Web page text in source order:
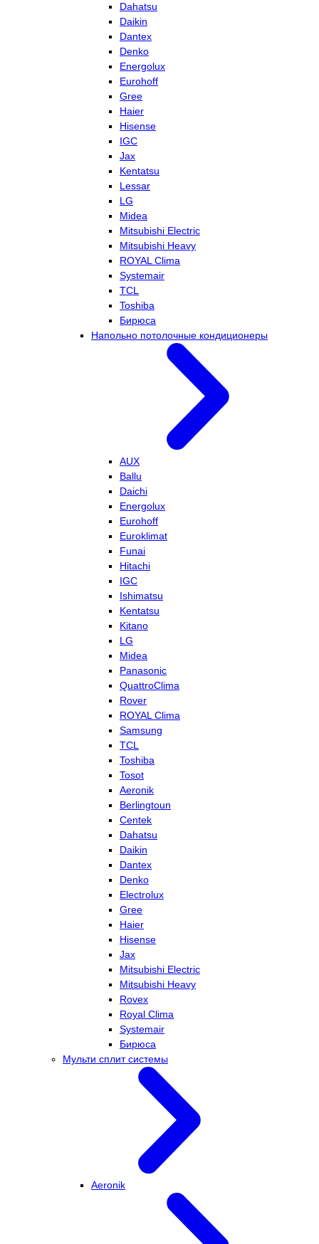
Dahatsu
Daikin
Dantex
Denko
Energolux
Eurohoff
Gree
Haier
Hisense
IGC
Jax
Kentatsu
Lessar
LG
Midea
Mitsubishi Electric
Mitsubishi Heavy
ROYAL Clima
Systemair
TCL
Toshiba
Бирюса
Напольно потолочные кондиционеры
AUX
Ballu
Daichi
Energolux
Eurohoff
Euroklimat
Funai
Hitachi
IGC
Ishimatsu
Kentatsu
Kitano
LG
Midea
Panasonic
QuattroClima
Rover
ROYAL Clima
Samsung
TCL
Toshiba
Tosot
Aeronik
Berlingtoun
Centek
Dahatsu
Daikin
Dantex
Denko
Electrolux
Gree
Haier
Hisense
Jax
Mitsubishi Electric
Mitsubishi Heavy
Rovex
Royal Clima
Systemair
Бирюса
Мульти сплит системы
Aeronik